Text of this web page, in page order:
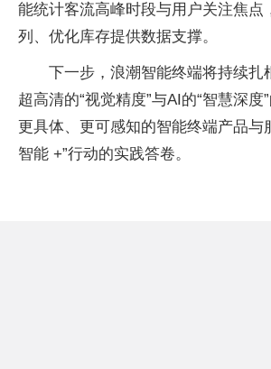
能统计客流高峰时段与用户关注焦点
列、优化库存提供数据支撑。
下一步，浪潮智能终端将持续扎
超高清的“视觉精度”与AI的“智慧深度
更具体、更可感知的智能终端产品与
智能 +”行动的实践答卷。